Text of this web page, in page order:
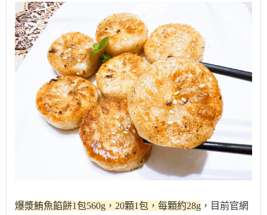
爆漿鮪魚餡餅1包560g，20顆1包，每顆約28g ， 目前官網